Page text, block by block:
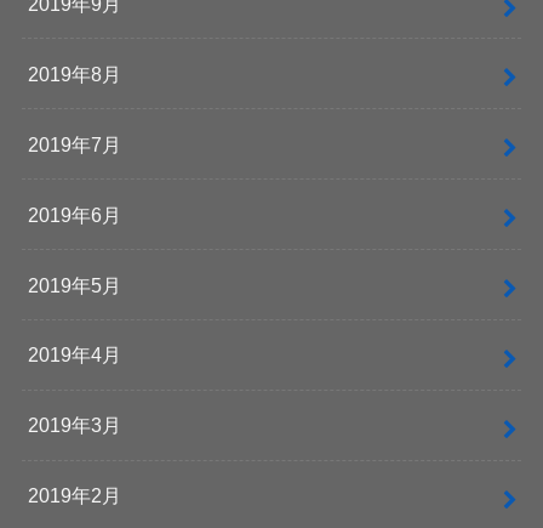
2019年8月
2019年7月
2019年6月
2019年5月
2019年4月
2019年3月
2019年2月